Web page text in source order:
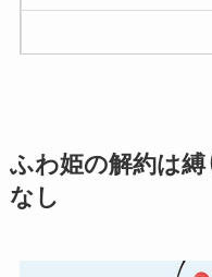
ふわ姫の解約は
なし